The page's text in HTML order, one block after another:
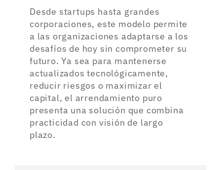
Desde startups hasta grandes
corporaciones, este modelo permite
a las organizaciones adaptarse a los
desafíos de hoy sin comprometer su
futuro. Ya sea para mantenerse
actualizados tecnológicamente,
reducir riesgos o maximizar el
capital, el arrendamiento puro
presenta una solución que combina
practicidad con visión de largo
plazo.